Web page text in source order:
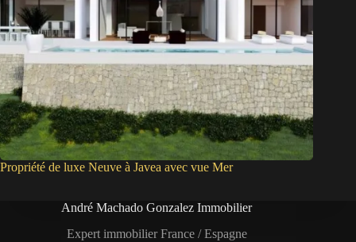
Propriété de luxe Neuve à Javea avec vue Mer
André Machado Gonzalez Immobilier
Expert immobilier France / Espagne